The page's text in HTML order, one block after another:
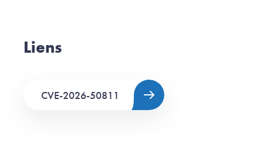
Liens
CVE-2026-50811